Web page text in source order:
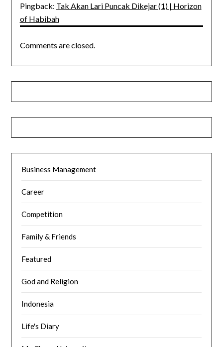
Pingback: Tak Akan Lari Puncak Dikejar (1) | Horizon
of Habibah
Comments are closed.
Business Management
Career
Competition
Family & Friends
Featured
God and Religion
Indonesia
Life's Diary